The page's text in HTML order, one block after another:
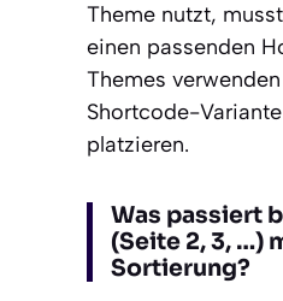
Theme nutzt,
einen passenden
Themes
Shortcode-
platzieren.
Was passiert
(Seite 2, 3, …)
Sortierung?